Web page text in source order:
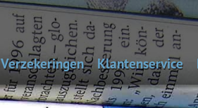
Verzekeringen Klantenservice